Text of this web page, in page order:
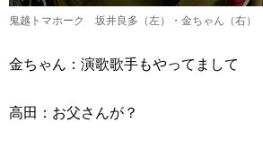
鬼越トマホーク 坂井良多（左）・金ちゃん（右）
金ちゃん：演歌歌手もやってまして
高田：お父さんが？